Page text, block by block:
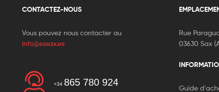
CONTACTEZ-NOUS
Vous pouvez nous contacter au
info@essax.es
+34 865 780 924
Rue
03630 Sax
Guide